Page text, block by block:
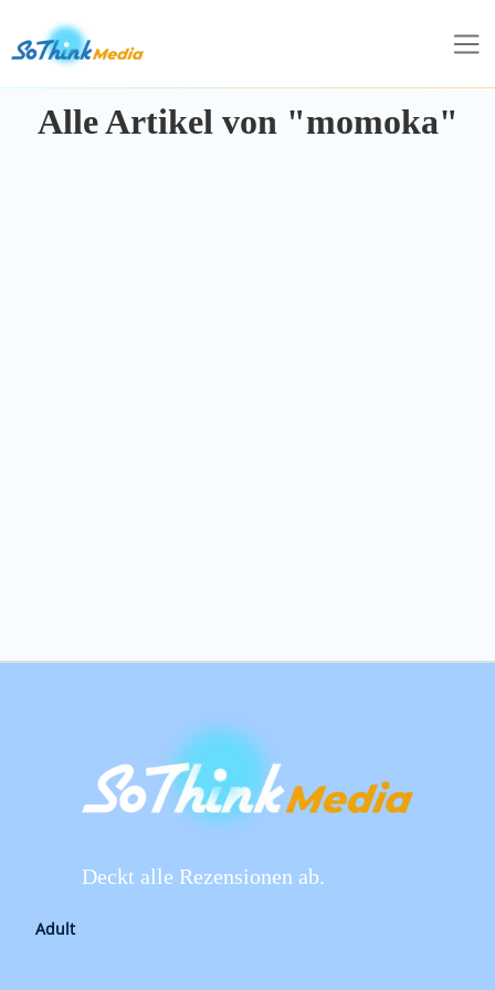
Alle Artikel von "momoka"
Deckt alle Rezensionen ab.
Adult